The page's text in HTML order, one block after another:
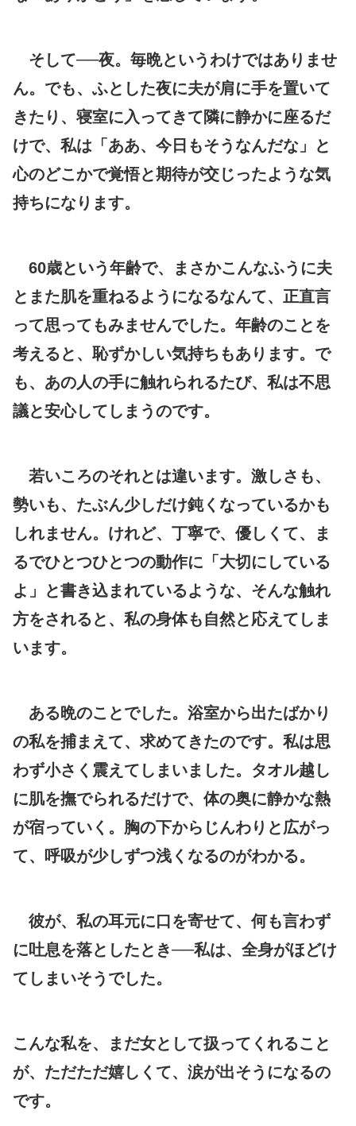
そして──夜。毎晩というわけではありませ
ん。でも、ふとした夜に夫が肩に手を置いて
きたり、寝室に入ってきて隣に静かに座るだ
けで、私は「ああ、今日もそうなんだな」と
心のどこかで覚悟と期待が交じったような気
持ちになります。
60歳という年齢で、まさかこんなふうに夫
とまた肌を重ねるようになるなんて、正直言
って思ってもみませんでした。年齢のことを
考えると、恥ずかしい気持ちもあります。で
も、あの人の手に触れられるたび、私は不思
議と安心してしまうのです。
若いころのそれとは違います。激しさも、
勢いも、たぶん少しだけ鈍くなっているかも
しれません。けれど、丁寧で、優しくて、ま
るでひとつひとつの動作に「大切にしている
よ」と書き込まれているような、そんな触れ
方をされると、私の身体も自然と応えてしま
います。
ある晩のことでした。浴室から出たばかり
の私を捕まえて、求めてきたのです。私は思
わず小さく震えてしまいました。タオル越し
に肌を撫でられるだけで、体の奥に静かな熱
が宿っていく。胸の下からじんわりと広がっ
て、呼吸が少しずつ浅くなるのがわかる。
彼が、私の耳元に口を寄せて、何も言わず
に吐息を落としたとき──私は、全身がほどけ
てしまいそうでした。
こんな私を、まだ女として扱ってくれること
が、ただただ嬉しくて、涙が出そうになるの
です。